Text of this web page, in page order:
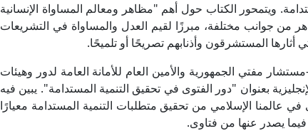
ويتمحور الكتاب حول أهم "مظاهر ومعالم المساواة الإنسانية
من جوانب مختلفة، مبرزًا لقيم العدل والمساواة في التشريعات
المستشرقون وأذنابهم تصريحًا أو تلميحًا.
مفتي الجمهورية والأمين العام للأمانة العامة لدور وهيئات
بعنوان "دور الفتوى في تحقيق التنمية المستدامة". يبين فيه
الإسلامي من تحقيق متطلبات التنمية المستدامة معيارًا
فيما يصدر عنها من فتاوى.